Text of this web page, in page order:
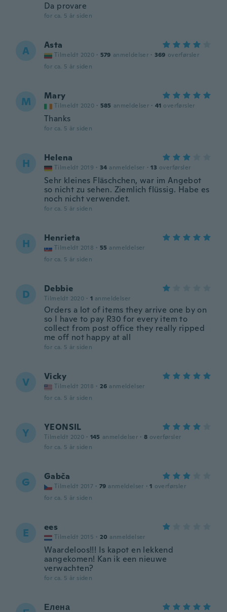
Da provare
for ca. 5 år siden
A Asta
Tilmeldt 2020 · 579 anmeldelser · 369 overførsler
for ca. 5 år siden
M Mary
Tilmeldt 2020 · 585 anmeldelser · 41 overførsler
Thanks
for ca. 5 år siden
H Helena
Tilmeldt 2019 · 34 anmeldelser · 13 overførsler
Sehr kleines Fläschchen, war im Angebot
so nicht zu sehen. Ziemlich flüssig. Habe es
noch nicht verwendet.
for ca. 5 år siden
H Henrieta
Tilmeldt 2018 · 55 anmeldelser
for ca. 5 år siden
D Debbie
Tilmeldt 2020 · 1 anmeldelser
Orders a lot of items they arrive one by on
so I have to pay R30 for every item to
collect from post office they really ripped
me off not happy at all
for ca. 5 år siden
V Vicky
Tilmeldt 2018 · 26 anmeldelser
for ca. 5 år siden
Y YEONSIL
Tilmeldt 2020 · 145 anmeldelser · 8 overførsler
for ca. 5 år siden
G Gabča
Tilmeldt 2017 · 79 anmeldelser · 1 overførsler
for ca. 5 år siden
E ees
Tilmeldt 2015 · 20 anmeldelser
Waardeloos!!! Is kapot en lekkend
aangekomen! Kan ik een nieuwe
verwachten?
for ca. 5 år siden
Елена